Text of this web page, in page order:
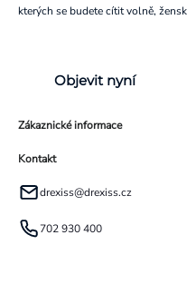
kterých se budete cítit volně,
Objevit nyní
Zákaznické informace
Kontakt
drexiss@drexiss.cz
702 930 400